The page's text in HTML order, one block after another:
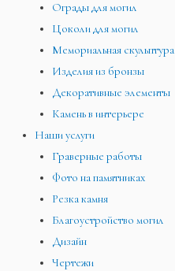
Ограды для могил
Цоколи для могил
Мемориальная скульптура
Изделия из бронзы
Декоративные элементы
Камень в интерьере
Наши услуги
Граверные работы
Фото на памятниках
Резка камня
Благоустройство могил
Дизайн
Чертежи